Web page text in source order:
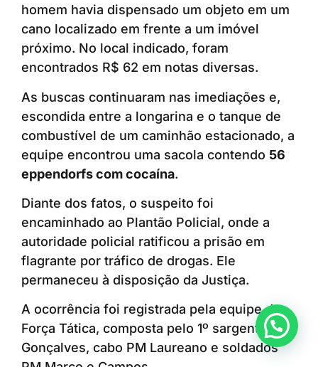
homem havia dispensado um objeto em um
cano localizado em frente a um imóvel
próximo. No local indicado, foram
encontrados R$ 62 em notas diversas.
As buscas continuaram nas imediações e,
escondida entre a longarina e o tanque de
combustível de um caminhão estacionado, a
equipe encontrou uma sacola contendo 56
eppendorfs com cocaína.
Diante dos fatos, o suspeito foi
encaminhado ao Plantão Policial, onde a
autoridade policial ratificou a prisão em
flagrante por tráfico de drogas. Ele
permaneceu à disposição da Justiça.
A ocorrência foi registrada pela equipe da
Força Tática, composta pelo 1º sargento PM
Gonçalves, cabo PM Laureano e soldados
Anunciar ou recomendar matéria